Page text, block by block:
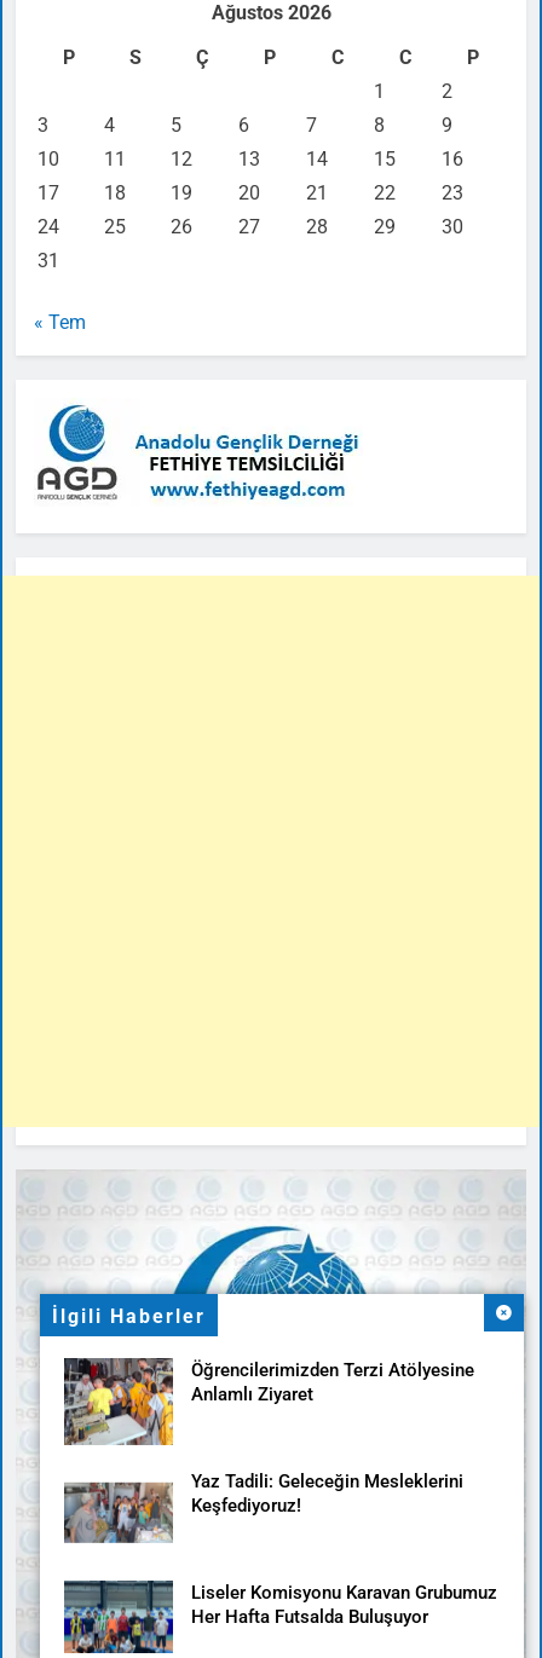
İlgili Haberler
Öğrencilerimizden Terzi Atölyesine
Anlamlı Ziyaret
Yaz Tadili: Geleceğin Mesleklerini
Keşfediyoruz!
Liseler Komisyonu Karavan Grubumuz
Her Hafta Futsalda Buluşuyor
Ağustos 2026
P
S Ç P C C
P
1
2
3
4 5 6 7 8
9
10
11 12 13 14 15
16
17
18 19 20 21 22
23
24
25 26 27 28 29
30
31
« Tem